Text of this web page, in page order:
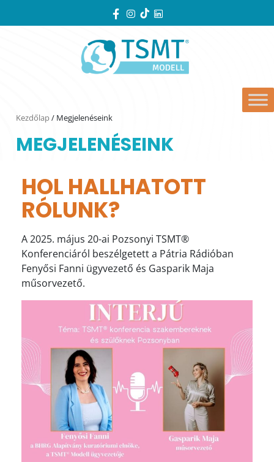
Kezdőlap/ Megjelenéseink
MEGJELENÉSEINK
HOL HALLHATOTT
RÓLUNK?
A 2025. május 20-ai Pozsonyi TSMT®
Konferenciáról beszélgetett a Pátria Rádióban
Fenyősi Fanni ügyvezető és Gasparik Maja
műsorvezető.